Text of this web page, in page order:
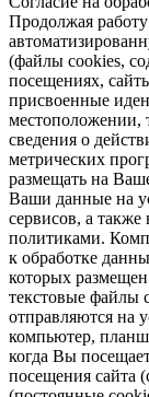
Продолжая
(файлы cookies,
посещениях,
присвоенные
местоположении,
сведения о
метрических
размещать на
Ваши данные на
сервисов, а
политиками.
к обработке
которых
текстовые файлы
отправляются на
компьютер,
когда Вы
посещения сайта